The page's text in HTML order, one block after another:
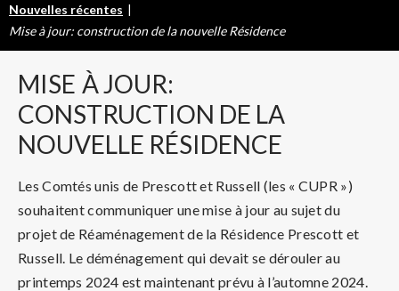
Nouvelles récentes |
Mise à jour: construction de la nouvelle Résidence
MISE À JOUR:
CONSTRUCTION DE LA
NOUVELLE RÉSIDENCE
Les Comtés unis de Prescott et Russell (les « CUPR »)
souhaitent communiquer une mise à jour au sujet du
projet de Réaménagement de la Résidence Prescott et
Russell. Le déménagement qui devait se dérouler au
printemps 2024 est maintenant prévu à l’automne 2024.